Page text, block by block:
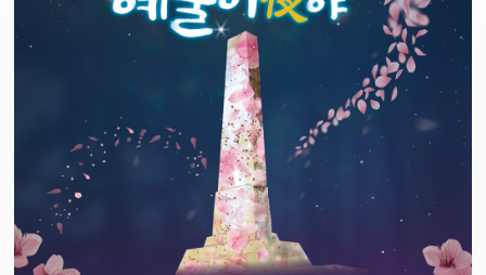
찾아오시는 길